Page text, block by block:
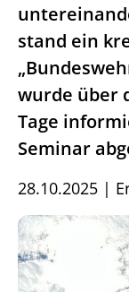
stand ein
wurde über
Tage
Seminar
28.10.2025 |